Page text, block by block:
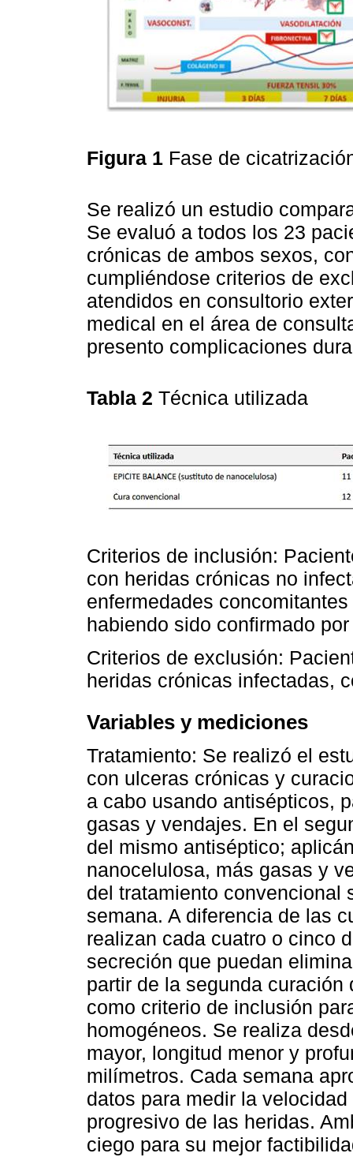
Figura 1 Fase de
Se realizó un estudio
Se evaluó a todos los 23
crónicas de ambos sexos,
cumpliéndose criterios de
atendidos en consultorio
medical en el área de
presento complicaciones
Tabla 2 Técnica utilizada
Criterios de inclusión:
con heridas crónicas no
enfermedades
habiendo sido confirmado
Criterios de exclusión:
heridas crónicas infectadas,
Variables y mediciones
Tratamiento: Se realizó el
con ulceras crónicas y
a cabo usando antisépticos,
gasas y vendajes. En el
del mismo antiséptico;
nanocelulosa, más gasas y
del tratamiento convencional
semana. A diferencia de las
realizan cada cuatro o cinco
secreción que puedan
partir de la segunda
como criterio de inclusión
homogéneos. Se realiza
mayor, longitud menor y
milímetros. Cada semana
datos para medir la
progresivo de las heridas.
ciego para su mejor